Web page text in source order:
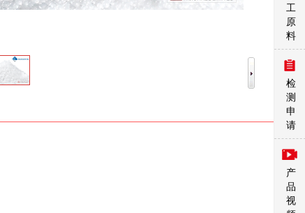
工
原
料
检
测
申
请
产
品
视